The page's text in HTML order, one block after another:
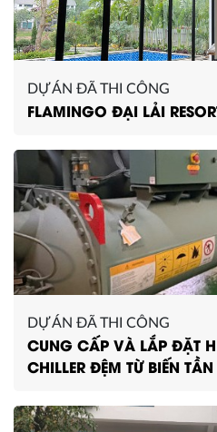
DỰ ÁN ĐÃ THI CÔNG
FLAMINGO ĐẠI LẢI
DỰ ÁN ĐÃ THI CÔNG
CUNG CẤP VÀ LẮP ĐẶT
CHILLER ĐỆM TỪ BIẾN